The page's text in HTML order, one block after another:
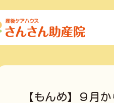
【もんめ】９月